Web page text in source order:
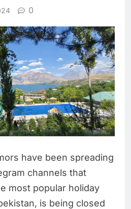
0
have been spreading
channels that
most popular holiday
is being closed